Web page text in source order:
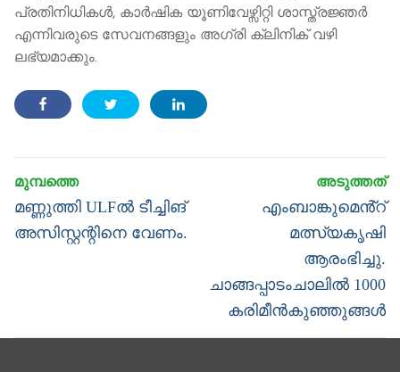
പ്രതിനിധികൾ, കാർഷിക യൂണിവേഴ്സിറ്റി ശാസ്ത്രജ്ഞർ
എന്നിവരുടെ സേവനങ്ങളും അഗ്രി ക്ലിനിക് വഴി
ലഭ്യമാക്കും.
navigation
Previous
post:
മണ്ണുത്തി ULFൽ ടീച്ചിങ്
അസിസ്റ്റന്റിനെ വേണം.
Next
post:
എംബാങ്കുമെൻ്റ്
മത്സ്യകൃഷി
ആരംഭിച്ചു.
ചാങ്ങപ്പാടംചാലിൽ 1000
കരിമീന്‍കുഞ്ഞുങ്ങള്‍